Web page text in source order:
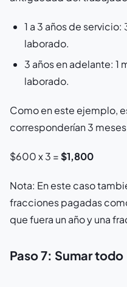
1 a 3 años de
laborado.
3 años en adelante: 1
laborado.
Como en este ejemplo,
corresponderían 3
$600 x 3 =$1,800
Nota: En este caso
fracciones pagadas
que fuera un año y una
Paso 7: Sumar todo